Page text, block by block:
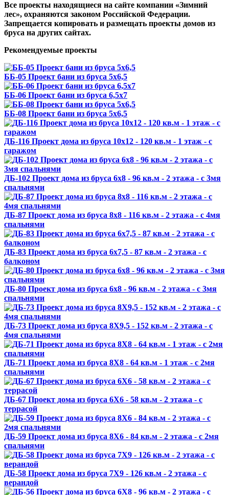
Все проекты находящиеся на сайте компании «Зимний
лес», охраняются законом Российской Федерации.
Запрещается копировать и размещать проекты домов из
бруса на других сайтах.
Рекомендуемые проекты
ББ-05 Проект бани из бруса 5х6,5
ББ-06 Проект бани из бруса 6,5х7
ББ-08 Проект бани из бруса 5х6,5
ДБ-116 Проект дома из бруса 10х12 - 120 кв.м - 1 этаж - с
гаражом
ДБ-102 Проект дома из бруса 6х8 - 96 кв.м - 2 этажа - с 3мя
спальнями
ДБ-87 Проект дома из бруса 8х8 - 116 кв.м - 2 этажа - с 4мя
спальнями
ДБ-83 Проект дома из бруса 6х7,5 - 87 кв.м - 2 этажа - с
балконом
ДБ-80 Проект дома из бруса 6х8 - 96 кв.м - 2 этажа - с 3мя
спальнями
ДБ-73 Проект дома из бруса 8X9,5 - 152 кв.м - 2 этажа - с
4мя спальнями
ДБ-71 Проект дома из бруса 8X8 - 64 кв.м - 1 этаж - с 2мя
спальнями
ДБ-67 Проект дома из бруса 6X6 - 58 кв.м - 2 этажа - с
террасой
ДБ-59 Проект дома из бруса 8X6 - 84 кв.м - 2 этажа - с 2мя
спальнями
ДБ-58 Проект дома из бруса 7X9 - 126 кв.м - 2 этажа - с
верандой